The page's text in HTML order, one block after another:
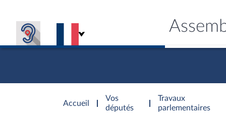
Accueil
d'accueil
Vos
députés
Travaux
parlementaires